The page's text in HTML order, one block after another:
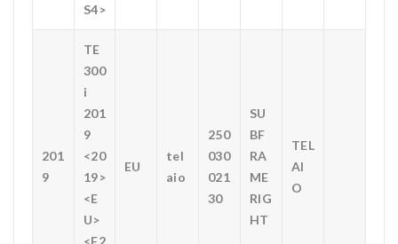
S4>
201
9
TE
300
i
201
9
<20
19>
<E
U>
<F2
EU
tel
aio
250
030
021
30
SU
BF
RA
ME
RIG
HT
TEL
AI
O